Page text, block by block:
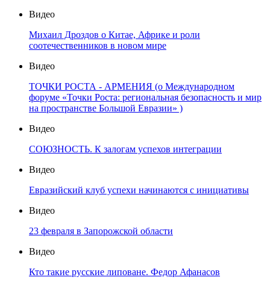
Видео
Михаил Дроздов о Китае, Африке и роли
соотечественников в новом мире
Видео
ТОЧКИ РОСТА - АРМЕНИЯ (о Международном
форуме «Точки Роста: региональная безопасность и мир
на пространстве Большой Евразии» )
Видео
СОЮЗНОСТЬ. К залогам успехов интеграции
Видео
Евразийский клуб успехи начинаются с инициативы
Видео
23 февраля в Запорожской области
Видео
Кто такие русские липоване. Федор Афанасов